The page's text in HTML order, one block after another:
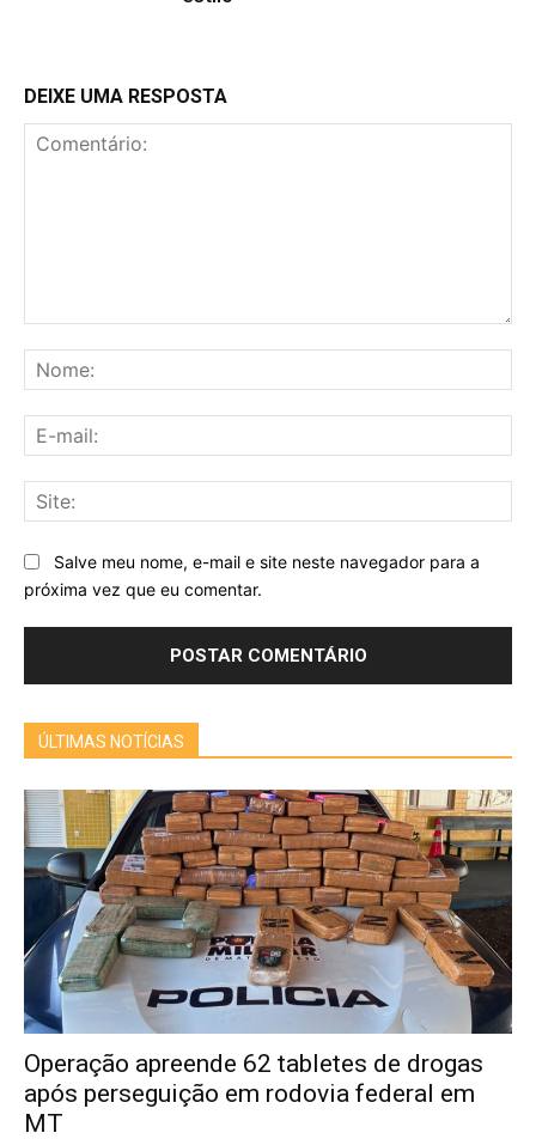
DEIXE UMA RESPOSTA
Salve meu nome, e-mail e site neste navegador para a
próxima vez que eu comentar.
ÚLTIMAS NOTÍCIAS
Operação apreende 62 tabletes de drogas
após perseguição em rodovia federal em
MT